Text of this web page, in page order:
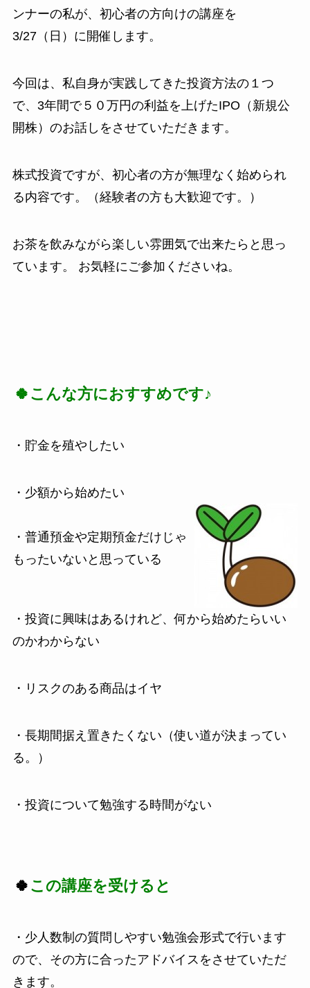
ンナーの私が、初心者の方向けの講座を
3/27（日）に開催します。
今回は、私自身が実践してきた投資方法の１つ
で、3年間で５０万円の利益を上げたIPO（新規公
開株）のお話しをさせていただきます。
株式投資ですが、初心者の方が無理なく始められ
る内容です。（経験者の方も大歓迎です。）
お茶を飲みながら楽しい雰囲気で出来たらと思っ
ています。 お気軽にご参加くださいね。
🍀 こんな方におすすめです♪
・貯金を殖やしたい
・少額から始めたい
・普通預金や定期預金だけじゃ
もったいないと思っている
・投資に興味はあるけれど、何から始めたらいい
のかわからない
・リスクのある商品はイヤ
・長期間据え置きたくない（使い道が決まってい
る。）
・投資について勉強する時間がない
🍀 この講座を受けると
・少人数制の質問しやすい勉強会形式で行います
ので、その方に合ったアドバイスをさせていただ
きます。